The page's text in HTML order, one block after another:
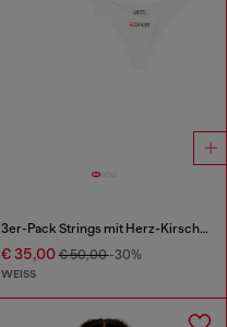
3er-Pack Strings mit Herz-Kirsche-Print
€ 35,00€ 50,00-30%
WEISS